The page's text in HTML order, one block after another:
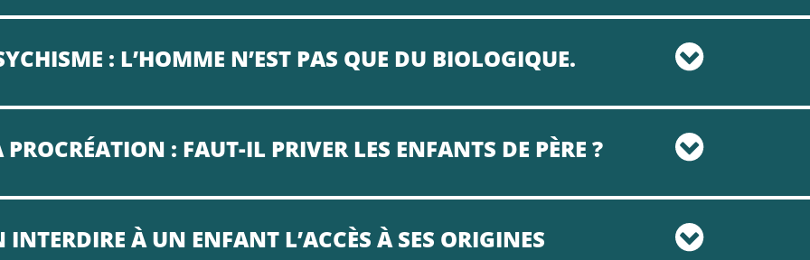
: L’HOMME N’EST PAS QUE DU BIOLOGIQUE.
: FAUT-IL PRIVER LES ENFANTS DE PÈRE ?
À UN ENFANT L’ACCÈS À SES ORIGINES